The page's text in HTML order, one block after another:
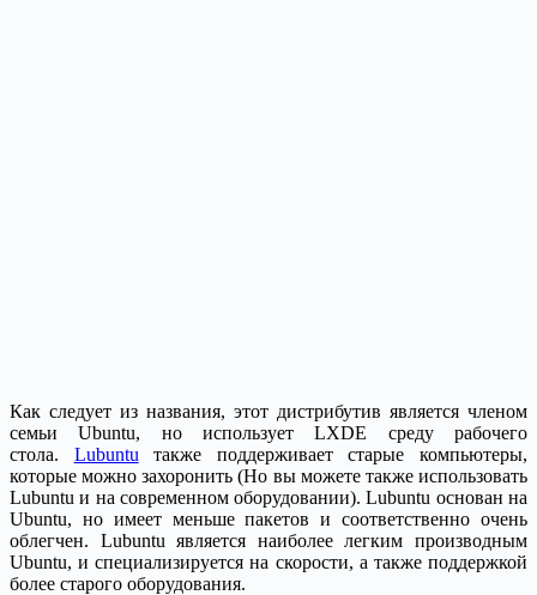
Как следует из названия, этот дистрибутив является членом
семьи Ubuntu, но использует LXDE среду рабочего
стола. Lubuntu также поддерживает старые компьютеры,
которые можно захоронить (Но вы можете также использовать
Lubuntu и на современном оборудовании). Lubuntu основан на
Ubuntu, но имеет меньше пакетов и соответственно очень
облегчен. Lubuntu является наиболее легким производным
Ubuntu, и специализируется на скорости, а также поддержкой
более старого оборудования.